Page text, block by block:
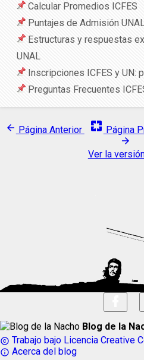
Calcular Promedios ICFES
Puntajes de Admisión
Estructuras y respuestas
UNAL
Inscripciones ICFES y UN:
Preguntas Frecuentes
arrow_back Página Anterior pages Página
arrow_forward
Ver la
Blog de la
copyright Trabajo bajo Licencia Creative
info_outline Acerca del blog